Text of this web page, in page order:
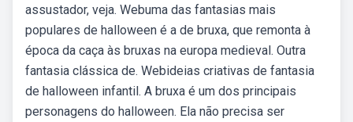
assustador, veja. Webuma das fantasias mais
populares de halloween é a de bruxa, que remonta à
época da caça às bruxas na europa medieval. Outra
fantasia clássica de. Webideias criativas de fantasia
de halloween infantil. A bruxa é um dos principais
personagens do halloween. Ela não precisa ser